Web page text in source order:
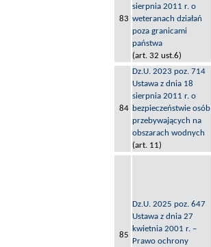
83
sierpnia 2011 r. o
weteranach działań
poza granicami
państwa
(art. 32 ust.6)
84
Dz.U. 2023 poz. 714
Ustawa z dnia 18
sierpnia 2011 r. o
bezpieczeństwie osób
przebywających na
obszarach wodnych
(art. 11)
85
Dz.U. 2025 poz. 647
Ustawa z dnia 27
kwietnia 2001 r. –
Prawo ochrony